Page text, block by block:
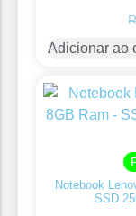
Adicionar ao
Notebook
SSD